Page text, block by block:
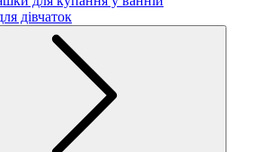
дівчаток